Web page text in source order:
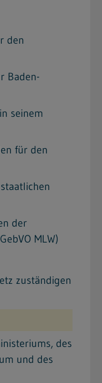
den
Baden-
seinem
für den
der
MLW)
zuständigen
des
und des